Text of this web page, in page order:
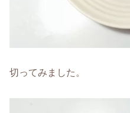
切ってみました。